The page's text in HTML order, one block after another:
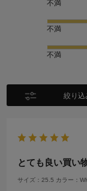
不満
不満
不満
絞り込
とても良い買い
サイズ：25.5 カラー：